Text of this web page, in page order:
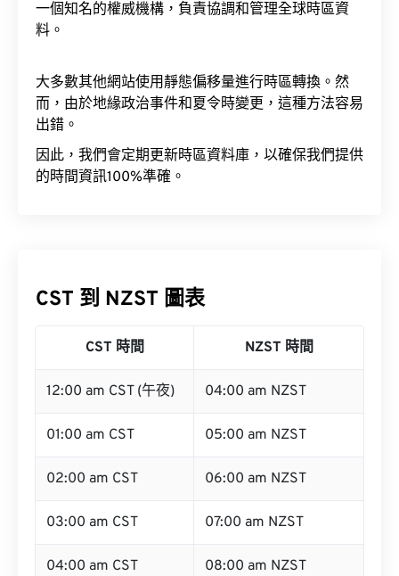
一個知名的權威機構，負責協調和管理全球時區資
料。
大多數其他網站使用靜態偏移量進行時區轉換。然
而，由於地緣政治事件和夏令時變更，這種方法容易
出錯。
因此，我們會定期更新時區資料庫，以確保我們提供
的時間資訊100%準確。
CST 到 NZST 圖表
CST 時間 NZST 時間
12:00 am CST (午夜) 04:00 am NZST
01:00 am CST 05:00 am NZST
02:00 am CST 06:00 am NZST
03:00 am CST 07:00 am NZST
04:00 am CST 08:00 am NZST